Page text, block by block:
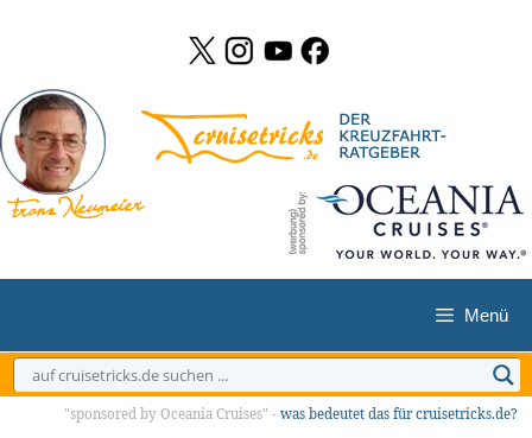
springen
Menü
"sponsored by Oceania Cruises" - was bedeutet das für cruisetricks.de?